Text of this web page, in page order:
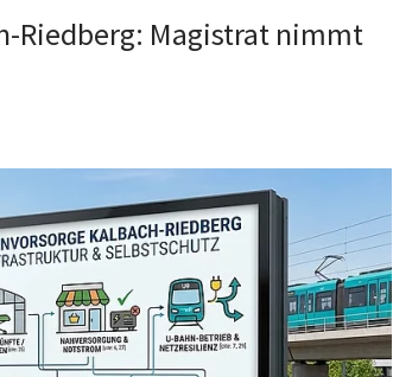
Riedberg: Magistrat nimmt